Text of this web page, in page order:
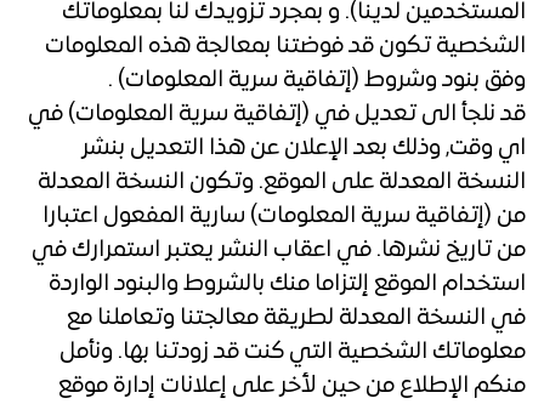
المستخدمين لدينا). و بمجرد تزويدك لنا بمعلوماتك
الشخصية تكون قد فوضتنا بمعالجة هذه المعلومات
وفق بنود وشروط (إتفاقية سرية المعلومات) .
قد نلجأ الى تعديل في (إتفاقية سرية المعلومات) في
اي وقت, وذلك بعد الإعلان عن هذا التعديل بنشر
النسخة المعدلة على الموقع. وتكون النسخة المعدلة
من (إتفاقية سرية المعلومات) سارية المفعول اعتبارا
من تاريخ نشرها. في اعقاب النشر يعتبر استمرارك في
استخدام الموقع إلتزاما منك بالشروط والبنود الواردة
في النسخة المعدلة لطريقة معالجتنا وتعاملنا مع
معلوماتك الشخصية التي كنت قد زودتنا بها. ونأمل
منكم الإطلاع من حين لأخر على إعلانات إدارة موقع